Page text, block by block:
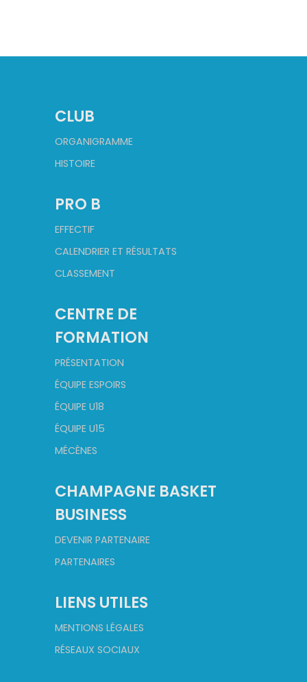
CLUB
ORGANIGRAMME
HISTOIRE
PRO B
EFFECTIF
CALENDRIER ET RÉSULTATS
CLASSEMENT
CENTRE DE
FORMATION
PRÉSENTATION
ÉQUIPE ESPOIRS
ÉQUIPE U18
ÉQUIPE U15
MÉCÈNES
CHAMPAGNE BASKET
BUSINESS
DEVENIR PARTENAIRE
PARTENAIRES
LIENS UTILES
MENTIONS LÉGALES
RÉSEAUX SOCIAUX